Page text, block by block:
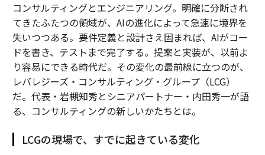
コンサルティングとエンジニアリング。明確に分断され
てきたふたつの領域が、AIの進化によって急速に境界を
失いつつある。要件定義と設計さえ固まれば、AIがコー
ドを書き、テストまで完了する。提案と実装が、以前よ
り容易にできる時代だ。その変化の最前線に立つのが、
レバレジーズ・コンサルティング・グループ（LCG）
だ。代表・岩槻知秀とシニアパートナー・内田秀一が語
る、コンサルティングの新しいかたちとは。
LCGの現場で、すでに起きている変化